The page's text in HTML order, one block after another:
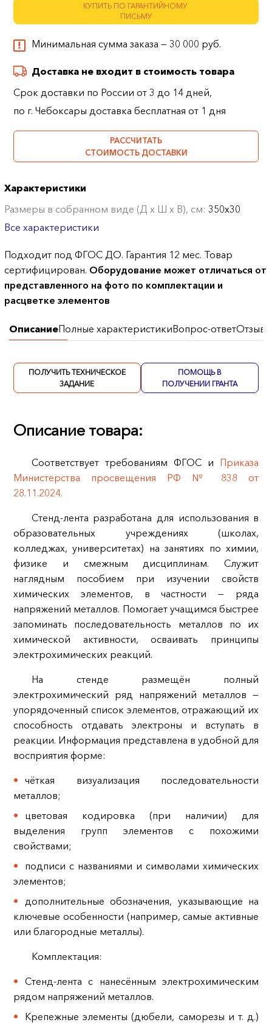
КУПИТЬ ПО ГАРАНТИЙНОМУ
ПИСЬМУ
Минимальная сумма заказа — 30 000 руб.
Доставка не входит в стоимость товара
Срок доставки по России от 3 до 14 дней,
по г. Чебоксары доставка бесплатная от 1 дня
РАССЧИТАТЬ
СТОИМОСТЬ ДОСТАВКИ
Характеристики
Размеры в собранном виде (Д х Ш х В), см:350х30
Все характеристики
Подходит под ФГОС ДО. Гарантия 12 мес. Товар
сертифицирован. Оборудование может отличаться от
представленного на фото по комплектации и
расцветке элементов
ОписаниеПолные характеристикиВопрос-ответОтзывы
ПОЛУЧИТЬ ТЕХНИЧЕСКОЕ
ЗАДАНИЕ
ПОМОЩЬ В
ПОЛУЧЕНИИ ГРАНТА
Описание товара:
Соответствует требованиям ФГОС и Приказа
Министерства просвещения РФ № 838 от
28.11.2024.
Стенд-лента разработана для использования в
образовательных учреждениях (школах,
колледжах, университетах) на занятиях по химии,
физике и смежным дисциплинам. Служит
наглядным пособием при изучении свойств
химических элементов, в частности — ряда
напряжений металлов. Помогает учащимся быстрее
запоминать последовательность металлов по их
химической активности, осваивать принципы
электрохимических реакций.
На стенде размещён полный
электрохимический ряд напряжений металлов —
упорядоченный список элементов, отражающий их
способность отдавать электроны и вступать в
реакции. Информация представлена в удобной для
восприятия форме:
чёткая визуализация последовательности
металлов;
цветовая кодировка (при наличии) для
выделения групп элементов с похожими
свойствами;
подписи с названиями и символами химических
элементов;
дополнительные обозначения, указывающие на
ключевые особенности (например, самые активные
или благородные металлы).
Комплектация:
Стенд-лента с нанесённым электрохимическим
рядом напряжений металлов.
Крепежные элементы (дюбели, саморезы и т. д.)